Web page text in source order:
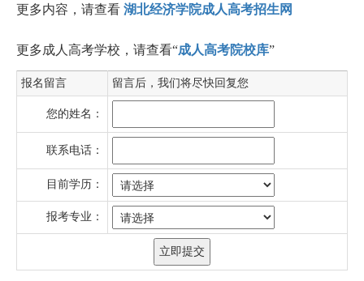
更多内容，请查看 湖北经济学院成人高考招生网
更多成人高考学校，请查看“成人高考院校库”
报名留言 留言后，我们将尽快回复您
您的姓名：
联系电话：
目前学历：
报考专业：